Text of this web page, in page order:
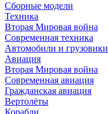
Сборные модели
Техника
Вторая Мировая война
Современная техника
Автомобили и грузовики
Авиация
Вторая Мировая война
Современная авиация
Гражданская авиация
Вертолёты
Корабли